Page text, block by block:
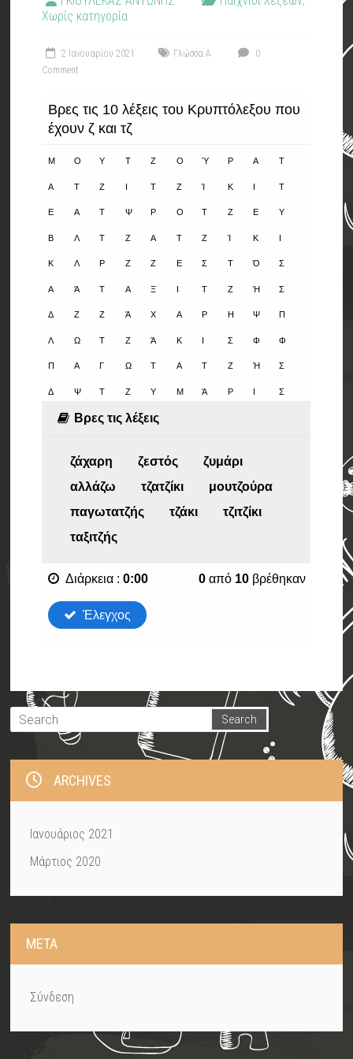
Χωρίς κατηγορία
2 Ιανουαρίου 2021 Γλώσσα Α
0
Comment
ARCHIVES
Ιανουάριος 2021
Μάρτιος 2020
META
Σύνδεση